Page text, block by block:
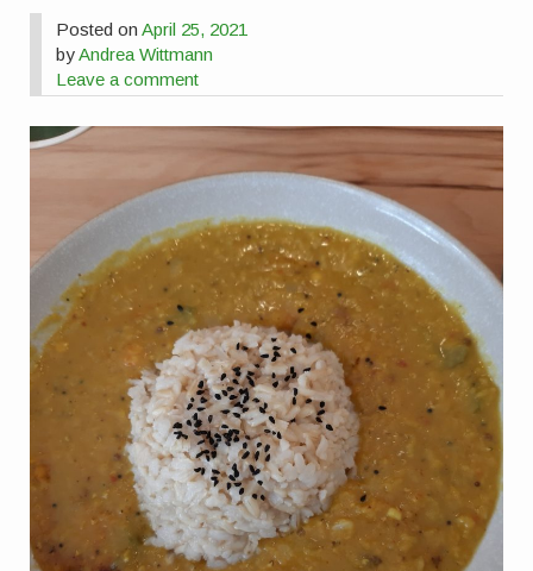
Posted onApril 25, 2021
byAndrea Wittmann
Leave a comment